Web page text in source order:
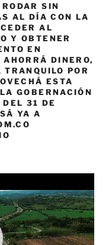
SIN
AL DÍA CON LA
AL
Y OBTENER
EN
DINERO,
POR
ESTA
GOBERNACIÓN
31 DE
YA A